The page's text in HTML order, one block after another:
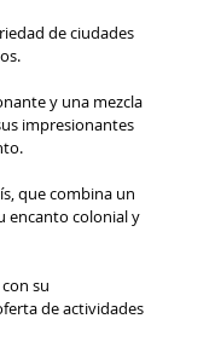
de ciudades
y una mezcla
impresionantes
que combina un
encanto colonial y
su
de actividades